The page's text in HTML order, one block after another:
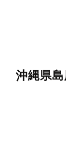
沖縄県